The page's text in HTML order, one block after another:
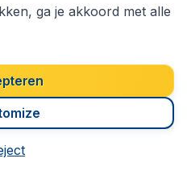
ga je akkoord met alle